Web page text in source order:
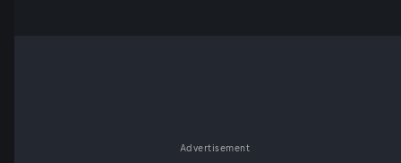
Advertisement